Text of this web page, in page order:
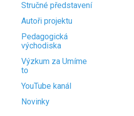
Stručné představení
Autoři projektu
Pedagogická
východiska
Výzkum za Umíme
to
YouTube kanál
Novinky